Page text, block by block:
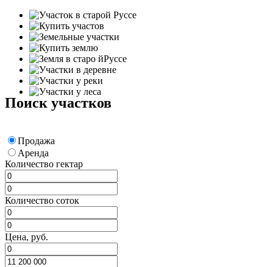
Поиск участков
Продажа
Аренда
Количество гектар
Количество соток
Цена, руб.